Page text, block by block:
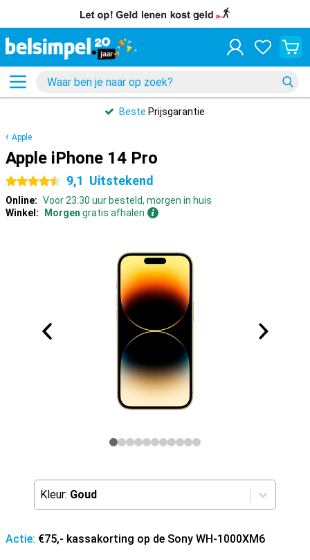
Beste Prijsgarantie
Apple
Apple iPhone 14 Pro
4.5 sterren 9,1 Uitstekend
Online: Voor 23:30 uur besteld, morgen in huis
Winkel:
Morgen gratis afhalen
Kleur: Goud
Actie: €75,- kassakorting op de Sony WH-1000XM6